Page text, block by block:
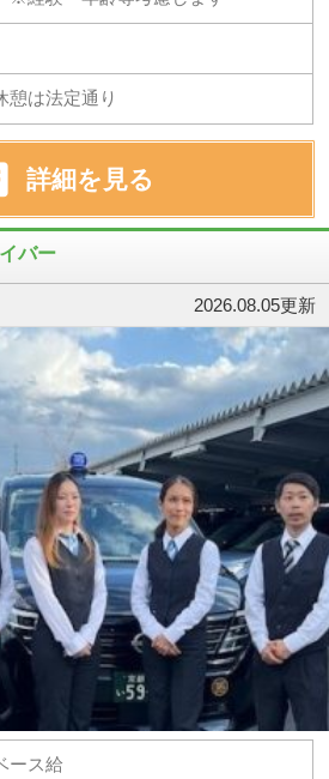
は法定通り
詳細を見る
バー
2026.08.05更新
ース給